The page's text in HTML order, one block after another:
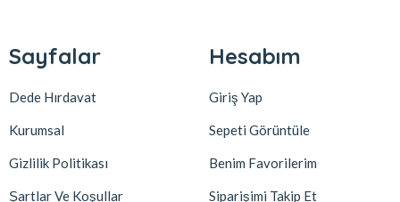
Sayfalar
Dede Hırdavat
Kurumsal
Gizlilik Politikası
Şartlar Ve Koşullar
Hesabım
Giriş Yap
Sepeti Görüntüle
Benim Favorilerim
Siparişimi Takip Et